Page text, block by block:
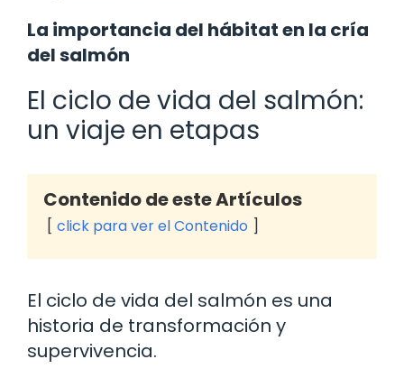
La importancia del hábitat en la cría
del salmón
El ciclo de vida del salmón:
un viaje en etapas
Contenido de este Artículos
click para ver el Contenido
El ciclo de vida del salmón es una
historia de transformación y
supervivencia.